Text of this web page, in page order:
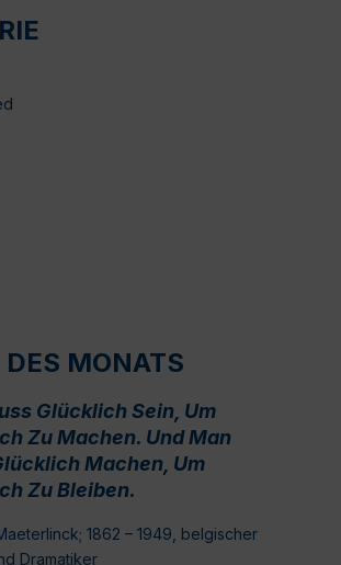
DES MONATS
Glücklich Sein, Um
Zu Machen. Und Man
Machen, Um
Zu Bleiben.
1862 – 1949, belgischer
Dramatiker